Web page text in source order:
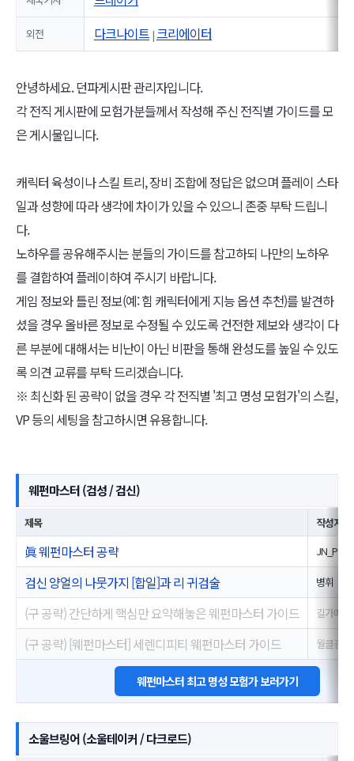
외전 다크나이트 | 크리에이터
안녕하세요. 던파게시판 관리자입니다.
각 전직 게시판에 모험가분들께서 작성해 주신 전직별 가이드를 모
은 게시물입니다.
캐릭터 육성이나 스킬 트리, 장비 조합에 정답은 없으며 플레이 스타
일과 성향에 따라 생각에 차이가 있을 수 있으니 존중 부탁 드립니
다.
노하우를 공유해주시는 분들의 가이드를 참고하되 나만의 노하우
를 결합하여 플레이하여 주시기 바랍니다.
게임 정보와 틀린 정보(예: 힘 캐릭터에게 지능 옵션 추천)를 발견하
셨을 경우 올바른 정보로 수정될 수 있도록 건전한 제보와 생각이 다
른 부분에 대해서는 비난이 아닌 비판을 통해 완성도를 높일 수 있도
록 의견 교류를 부탁 드리겠습니다.
※ 최신화 된 공략이 없을 경우 각 전직별 '최고 명성 모험가'의 스킬,
VP 등의 세팅을 참고하시면 유용합니다.
웨펀마스터 (검성 / 검신)
제목 작성자
眞 웨펀마스터 공략 JN_P
검신 양얼의 나뭇가지 [합일]과 리 귀검술 병휘
(구 공략) 간단하게 핵심만 요약해놓은 웨펀마스터 가이드 길가메쉬
(구 공략) [웨펀마스터] 세렌디피티 웨펀마스터 가이드 월클검신
웨펀마스터 최고 명성 모험가 보러가기
소울브링어 (소울테이커 / 다크로드)